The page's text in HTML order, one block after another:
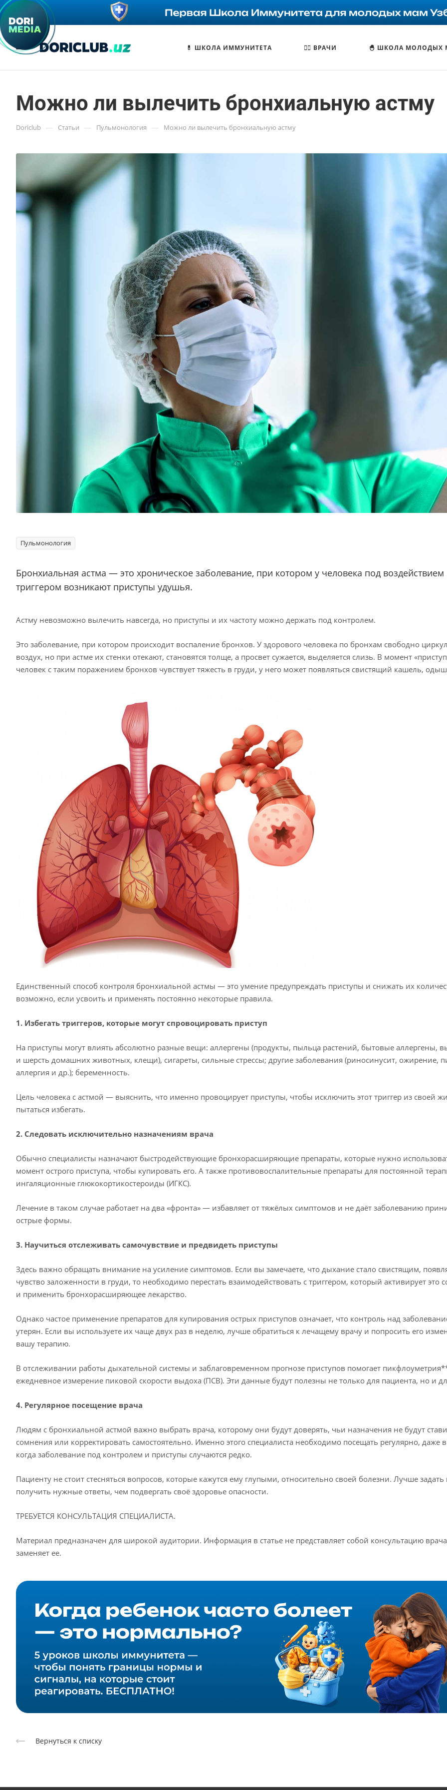
💊 ШКОЛА ИММУНИТЕТА 🧑‍⚕️ ВРАЧИ 🐣 ШКОЛА МОЛОДЫХ
Можно ли вылечить бронхиальную астму
Doriclub — Статьи — Пульмонология — Можно ли вылечить бронхиальную астму
Пульмонология
Бронхиальная астма — это хроническое заболевание, при котором у человека под воздействием
триггером возникают приступы удушья.
Астму невозможно вылечить навсегда, но приступы и их частоту можно держать под контролем.
Это заболевание, при котором происходит воспаление бронхов. У здорового человека по бронхам свободно
воздух, но при астме их стенки отекают, становятся толще, а просвет сужается, выделяется слизь. В момент
человек с таким поражением бронхов чувствует тяжесть в груди, у него может появляться свистящий кашель,
Единственный способ контроля бронхиальной астмы — это умение предупреждать приступы и снижать их
возможно, если усвоить и применять постоянно некоторые правила.
1. Избегать триггеров, которые могут спровоцировать приступ
На приступы могут влиять абсолютно разные вещи: аллергены (продукты, пыльца растений, бытовые аллергены,
и шерсть домашних животных, клещи), сигареты, сильные стрессы; другие заболевания (риносинусит, ожирение,
аллергия и др.); беременность.
Цель человека с астмой — выяснить, что именно провоцирует приступы, чтобы исключить этот триггер из своей
пытаться избегать.
2. Следовать исключительно назначениям врача
Обычно специалисты назначают быстродействующие бронхорасширяющие препараты, которые нужно
момент острого приступа, чтобы купировать его. А также противовоспалительные препараты для постоянной
ингаляционные глюкокортикостероиды (ИГКС).
Лечение в таком случае работает на два «фронта» — избавляет от тяжёлых симптомов и не даёт заболеванию
острые формы.
3. Научиться отслеживать самочувствие и предвидеть приступы
Здесь важно обращать внимание на усиление симптомов. Если вы замечаете, что дыхание стало свистящим,
чувство заложенности в груди, то необходимо перестать взаимодействовать с триггером, который активирует это
и применить бронхорасширяющее лекарство.
Однако частое применение препаратов для купирования острых приступов означает, что контроль над
утерян. Если вы используете их чаще двух раз в неделю, лучше обратиться к лечащему врачу и попросить его
вашу терапию.
В отслеживании работы дыхательной системы и заблаговременном прогнозе приступов помогает
ежедневное измерение пиковой скорости выдоха (ПСВ). Эти данные будут полезны не только для пациента, но и
4. Регулярное посещение врача
Людям с бронхиальной астмой важно выбрать врача, которому они будут доверять, чьи назначения не будут
сомнения или корректировать самостоятельно. Именно этого специалиста необходимо посещать регулярно, даже
когда заболевание под контролем и приступы случаются редко.
Пациенту не стоит стесняться вопросов, которые кажутся ему глупыми, относительно своей болезни. Лучше задать
получить нужные ответы, чем подвергать своё здоровье опасности.
ТРЕБУЕТСЯ КОНСУЛЬТАЦИЯ СПЕЦИАЛИСТА.
Материал предназначен для широкой аудитории. Информация в статье не представляет собой консультацию
заменяет ее.
Вернуться к списку